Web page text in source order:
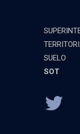
SUELO
SOT